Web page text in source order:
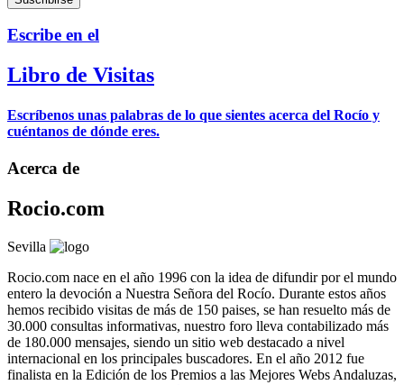
Escribe en el
Libro de Visitas
Escríbenos unas palabras de lo que sientes acerca del Rocío y
cuéntanos de dónde eres.
Acerca de
Rocio.com
Sevilla
Rocio.com nace en el año 1996 con la idea de difundir por el mundo
entero la devoción a Nuestra Señora del Rocío. Durante estos años
hemos recibido visitas de más de 150 paises, se han resuelto más de
30.000 consultas informativas, nuestro foro lleva contabilizado más
de 180.000 mensajes, siendo un sitio web destacado a nivel
internacional en los principales buscadores. En el año 2012 fue
finalista en la Edición de los Premios a las Mejores Webs Andaluzas,